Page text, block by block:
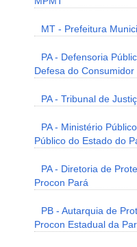
MT - Prefeitura
PA - Defensoria
Defesa do Consumidor
PA - Tribunal de
PA - Ministério
Público do Estado do
PA - Diretoria de
Procon Pará
PB - Autarquia de
Procon Estadual da